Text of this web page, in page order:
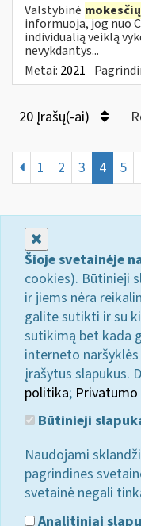
Valstybinė mokesčių
informuoja, jog nuo
individualią veiklą
nevykdantys...
Metai: 2021
20 Įrašų(-ai)
1 2 3 4 5
Šioje svetainėje
cookies). Būtinieji
ir jiems nėra
galite sutikti ir su
sutikimą bet kada
interneto
įrašytus slapukus.
politika;
Būtinieji
Naudojami
pagrindines
svetainė negali
Analitiniai